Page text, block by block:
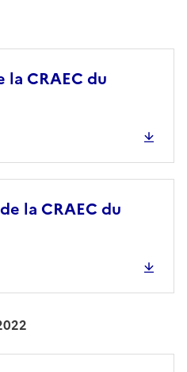
CRAEC du
la CRAEC du